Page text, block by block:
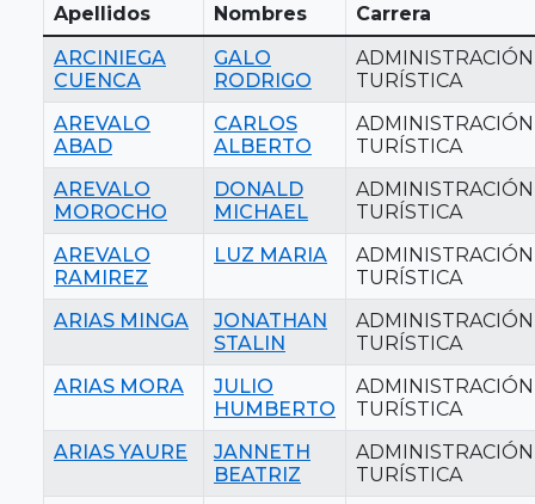
Apellidos Nombres
Carrera
ARCINIEGA
CUENCA
GALO
RODRIGO
ADMINISTRACIÓN
TURÍSTICA
AREVALO
ABAD
CARLOS
ALBERTO
ADMINISTRACIÓN
TURÍSTICA
AREVALO
MOROCHO
DONALD
MICHAEL
ADMINISTRACIÓN
TURÍSTICA
AREVALO
RAMIREZ
LUZ MARIA
ADMINISTRACIÓN
TURÍSTICA
ARIAS MINGA
JONATHAN
STALIN
ADMINISTRACIÓN
TURÍSTICA
ARIAS MORA
JULIO
HUMBERTO
ADMINISTRACIÓN
TURÍSTICA
ARIAS YAURE
JANNETH
BEATRIZ
ADMINISTRACIÓN
TURÍSTICA